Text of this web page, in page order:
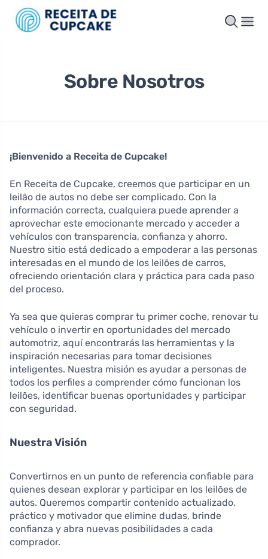
Sobre Nosotros
¡Bienvenido a Receita de Cupcake!
En Receita de Cupcake, creemos que participar en un
leilão de autos no debe ser complicado. Con la
información correcta, cualquiera puede aprender a
aprovechar este emocionante mercado y acceder a
vehículos con transparencia, confianza y ahorro.
Nuestro sitio está dedicado a empoderar a las personas
interesadas en el mundo de los leilões de carros,
ofreciendo orientación clara y práctica para cada paso
del proceso.
Ya sea que quieras comprar tu primer coche, renovar tu
vehículo o invertir en oportunidades del mercado
automotriz, aquí encontrarás las herramientas y la
inspiración necesarias para tomar decisiones
inteligentes. Nuestra misión es ayudar a personas de
todos los perfiles a comprender cómo funcionan los
leilões, identificar buenas oportunidades y participar
con seguridad.
Nuestra Visión
Convertirnos en un punto de referencia confiable para
quienes desean explorar y participar en los leilões de
autos. Queremos compartir contenido actualizado,
práctico y motivador que elimine dudas, brinde
confianza y abra nuevas posibilidades a cada
comprador.